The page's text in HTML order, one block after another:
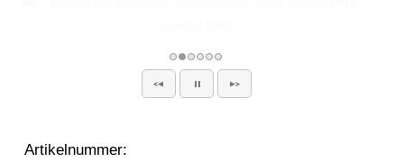
Artikelnummer: